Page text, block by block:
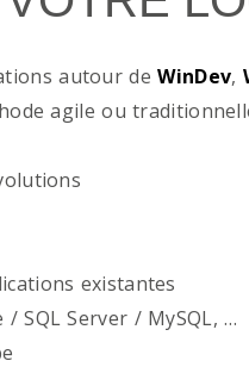
autour deWinDev,
agile ou
existantes
SQL Server / MySQL, …